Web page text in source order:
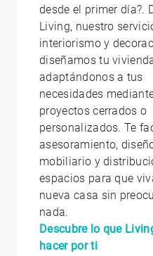
desde el primer día?.
Living, nuestro
interiorismo y
diseñamos tu
adaptándonos a tus
necesidades
proyectos cerrados o
personalizados. Te
asesoramiento,
mobiliario y
espacios para que
nueva casa sin
nada.
Descubre lo que
hacer por ti